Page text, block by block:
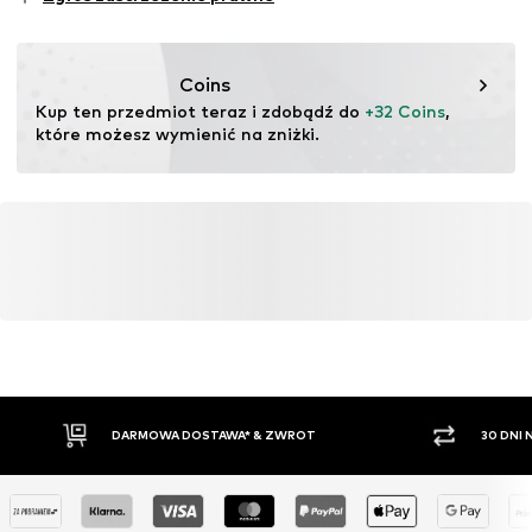
Dyscypliny sportowe: Lifestyle
Technologia: Dri-FIT
Coins
Kup ten przedmiot teraz i zdobądź do +32 Coins,
które możesz wymienić na zniżki.
DARMOWA DOSTAWA* & ZWROT 30 DNI